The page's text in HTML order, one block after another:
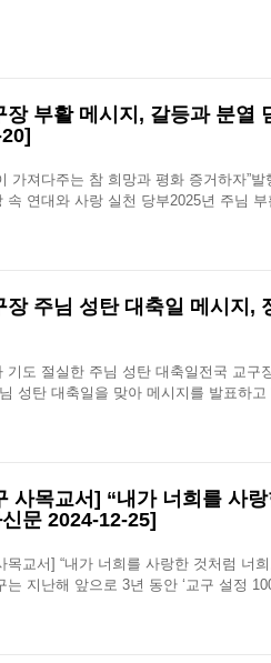
장 부활 메시지, 갈등과 분열
가져다주는 참 희망과 평화 증거하자”
속 연대와 사랑 실천 당부2025년 주님
장 주님 성탄 대축일 메시지,
기도 절실한 주님 성탄 대축일전국 교
성탄 대축일을 맞아 메시지를 발표하
사목교서] “내가 너희를 사
문 2024-12-25]
목교서] “내가 너희를 사랑한 것처럼 너
지난해 앞으로 3년 동안 ‘교구 설정